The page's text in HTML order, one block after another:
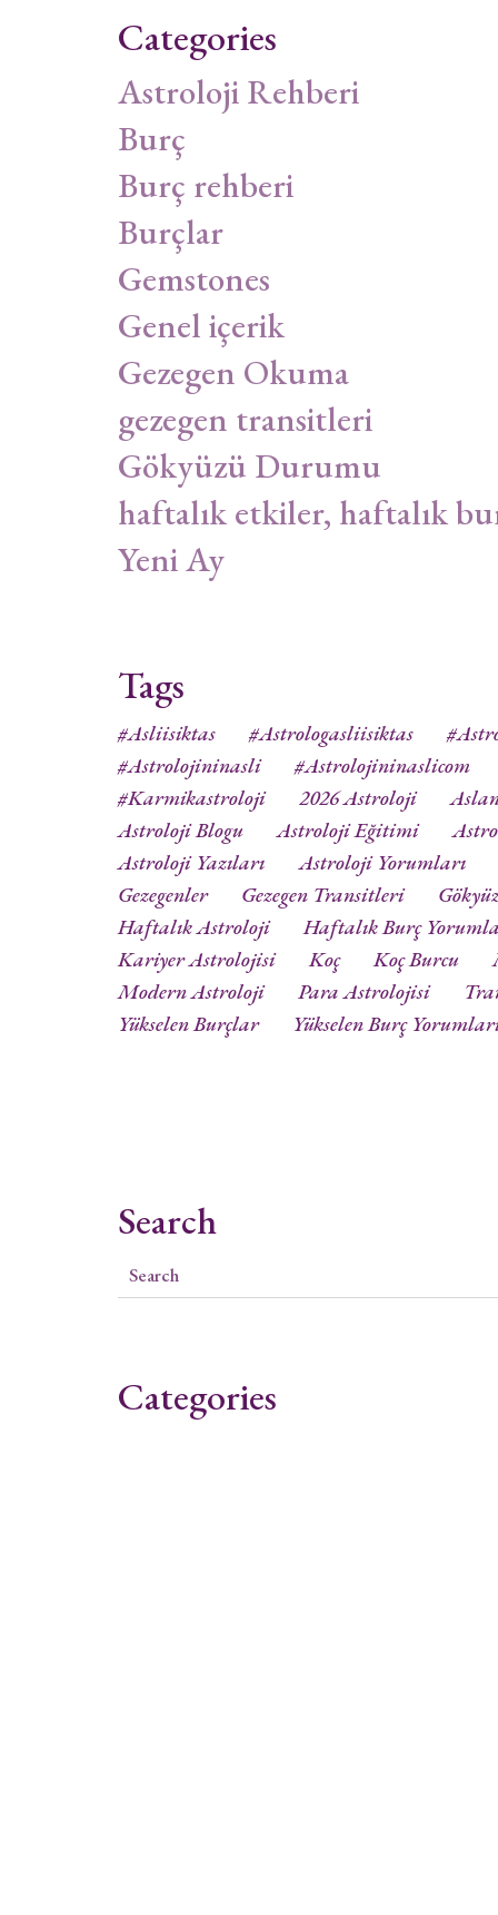
Categories
Astroloji Rehberi
Burç
Burç rehberi
Burçlar
Gemstones
Genel içerik
Gezegen Okuma
gezegen transitleri
Gökyüzü Durumu
haftalık etkiler, haftalık
Yeni Ay
Tags
#asliisiktas #astrologasliisiktas
#astrolojininasli
#astrolojininaslicom
#karmikastroloji
2026 Astroloji
Astroloji Blogu
Astroloji Eğitimi
Astroloji Yazıları
Astroloji Yorumları
Gezegenler
Gezegen Transitleri
Haftalık Astroloji
Haftalık Burç
Kariyer Astrolojisi
Koç Koç Burcu
Modern Astroloji
Para Astrolojisi
Yükselen Burçlar
Yükselen Burç
Search
Categories